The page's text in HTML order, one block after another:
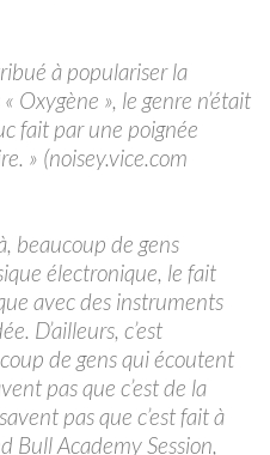
à populariser la
Oxygène », le genre n’était
fait par une poignée
» (noisey.vice.com
beaucoup de gens
électronique, le fait
avec des instruments
D’ailleurs, c’est
de gens qui écoutent
pas que c’est de la
pas que c’est fait à
Bull Academy Session,